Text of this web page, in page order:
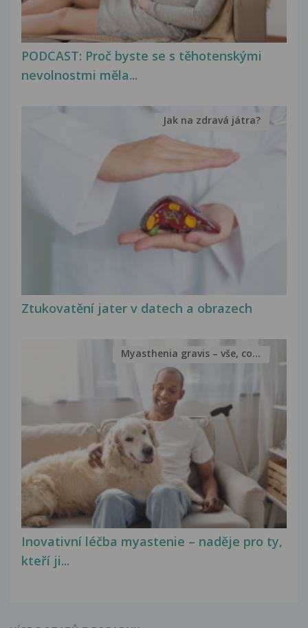
PODCAST: Proč byste se s těhotenskými
nevolnostmi měla...
Ztukovatění jater v datech a obrazech
Jak na zdravá játra?
Inovativní léčba myastenie – naděje pro ty,
kteří ji...
Myasthenia gravis – vše, co...